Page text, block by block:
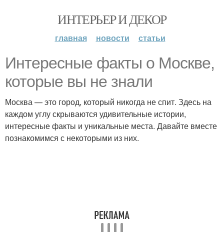
ИНТЕРЬЕР И ДЕКОР
главная новости статьи
Интересные факты о Москве,
которые вы не знали
Москва — это город, который никогда не спит. Здесь на
каждом углу скрываются удивительные истории,
интересные факты и уникальные места. Давайте вместе
познакомимся с некоторыми из них.